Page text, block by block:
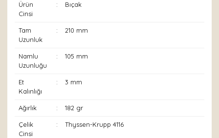
Ürün
Cinsi
: Bıçak
Tam
Uzunluk
: 210 mm
Namlu
Uzunluğu
: 105 mm
Et
Kalınlığı
: 3 mm
Ağırlık : 182 gr
Çelik
Cinsi
: Thyssen-Krupp 4116